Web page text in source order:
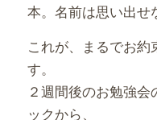
本。名前は思い出せ
これが、まるでお
す。
２週間後のお勉強
ックから、